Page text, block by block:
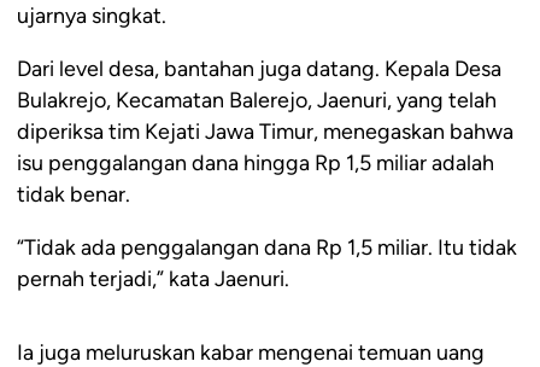
ujarnya singkat.
Dari level desa, bantahan juga datang. Kepala Desa
Bulakrejo, Kecamatan Balerejo, Jaenuri, yang telah
diperiksa tim Kejati Jawa Timur, menegaskan bahwa
isu penggalangan dana hingga Rp 1,5 miliar adalah
tidak benar.
“Tidak ada penggalangan dana Rp 1,5 miliar. Itu tidak
pernah terjadi,” kata Jaenuri.
Ia juga meluruskan kabar mengenai temuan uang